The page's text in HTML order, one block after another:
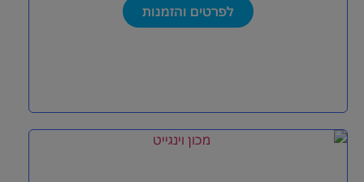
לפרטים והזמנות